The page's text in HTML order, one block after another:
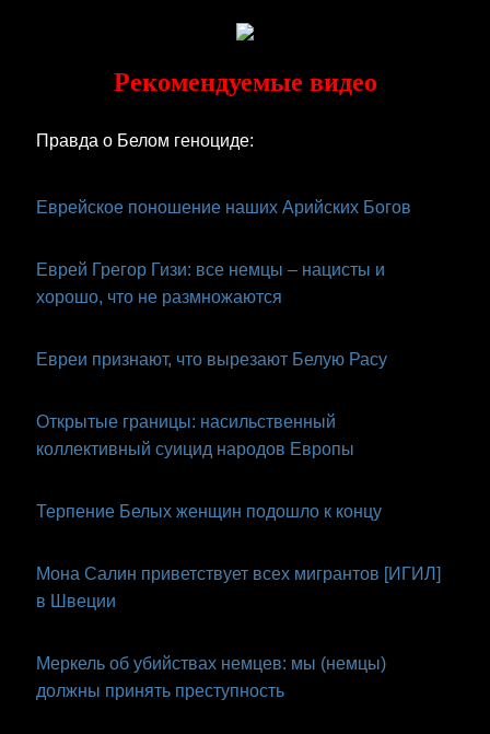
Рекомендуемые видео
Правда о Белом геноциде:
Еврейское поношение наших Арийских Богов
Еврей Грегор Гизи: все немцы – нацисты и
хорошо, что не размножаются
Евреи признают, что вырезают Белую Расу
Открытые границы: насильственный
коллективный суицид народов Европы
Терпение Белых женщин подошло к концу
Мона Салин приветствует всех мигрантов [ИГИЛ]
в Швеции
Меркель об убийствах немцев: мы (немцы)
должны принять преступность